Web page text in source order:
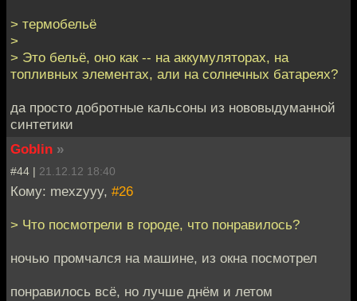
> термобельё
>
> Это бельё, оно как -- на аккумуляторах, на
топливных элементах, али на солнечных батареях?
да просто добротные кальсоны из нововыдуманной
синтетики
Goblin »
#44 | 21.12.12 18:40
Кому: mexzyyy, #26
> Что посмотрели в городе, что понравилось?
ночью промчался на машине, из окна посмотрел
понравилось всё, но лучше днём и летом